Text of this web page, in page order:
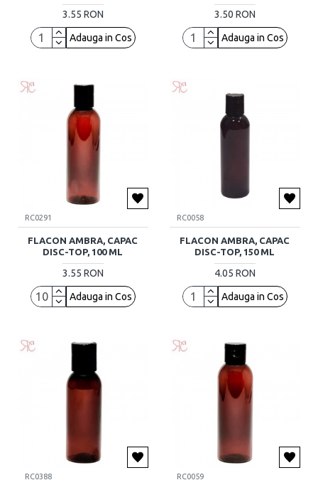
3.55 RON
Adauga in Cos
3.50 RON
Adauga in Cos
RC0291
FLACON AMBRA, CAPAC
DISC-TOP, 100 ML
3.55 RON
Adauga in Cos
RC0058
FLACON AMBRA, CAPAC
DISC-TOP, 150 ML
4.05 RON
Adauga in Cos
RC0388 RC0059